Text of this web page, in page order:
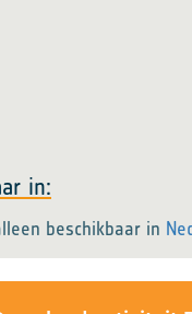
in:
beschikbaar in